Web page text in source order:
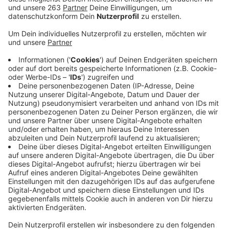
Wer vor dem Ukraine-Krieg flieht und zu uns nach
Siegen-Wittgenstein kommt, muss nicht nur
untergebracht, sondern auch versorgt werden. Dabei
kommt u.a. die Siegener Tafel zum Einsatz. Hier
bekommen die Geflüchteten die wichtigsten
Lebensmittel. Der Ansturm ist groß: Allein gestern
habe man 12 bis 15 neue Familien innerhalb von einer
Stunde angenommen, so Tim Müller von der Siegener
Tafel im Gespräch mit Radio Siegen. Insgesamt
betreue man im Moment 136 Erwachsene und 73
Kinder aus der Ukraine. Damit könne man gut umgehen,
so Müller. Vor allem die hoch motivierten
ehrenamtlichen Helfer, aber auch ein gutes
Logistiksystem sorgen für einen reibungslosen Ablauf.
Es sei ein Glück, dass man 2021 das Verteilzentrum in
Siegen aufgemacht habe, so Müller. Dort könne man